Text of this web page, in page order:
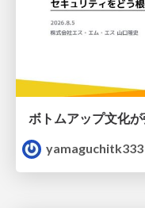
yamaguchitk333